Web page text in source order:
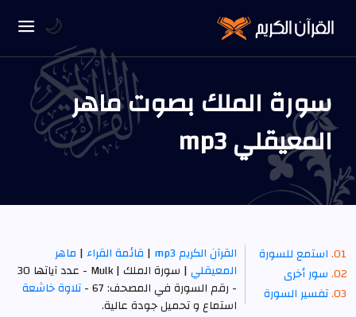
سورة الملك بصوت ماهر
المعيقلي mp3
استمع للسورة
سور أخرى
تفسير السورة
القرآن الكريم mp3 | قائمة القراء| ماهر
المعيقلي
| سورة الملك | Mulk - عدد آياتها 30
- رقم السورة في المصحف: 67 -
تلاوة خاشعة
استماع و تحميل جودة عالية.
🌙